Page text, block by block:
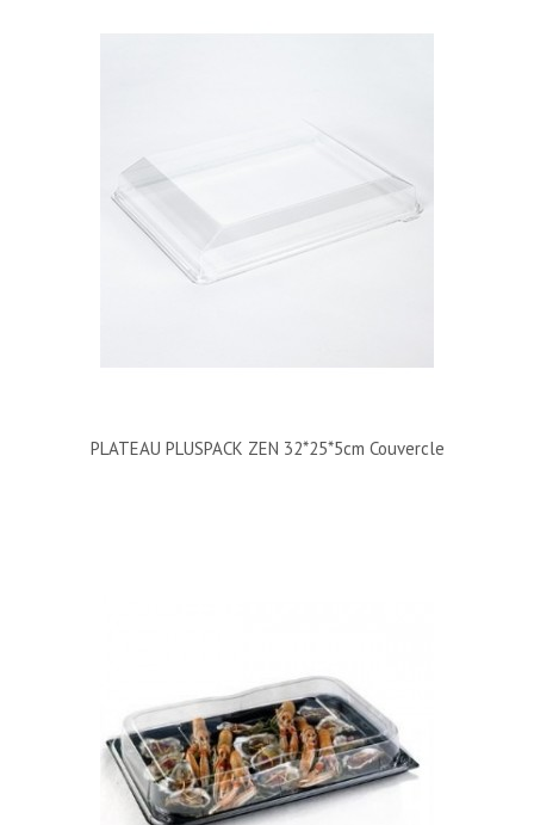
PLATEAU PLUSPACK ZEN 32*25*5cm Couvercle